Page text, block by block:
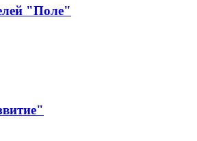
"Поле"